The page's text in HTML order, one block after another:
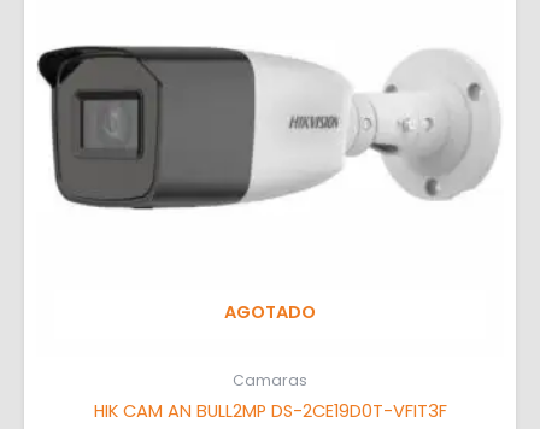
AGOTADO
Camaras
HIK CAM AN BULL2MP DS-2CE19D0T-VFIT3F